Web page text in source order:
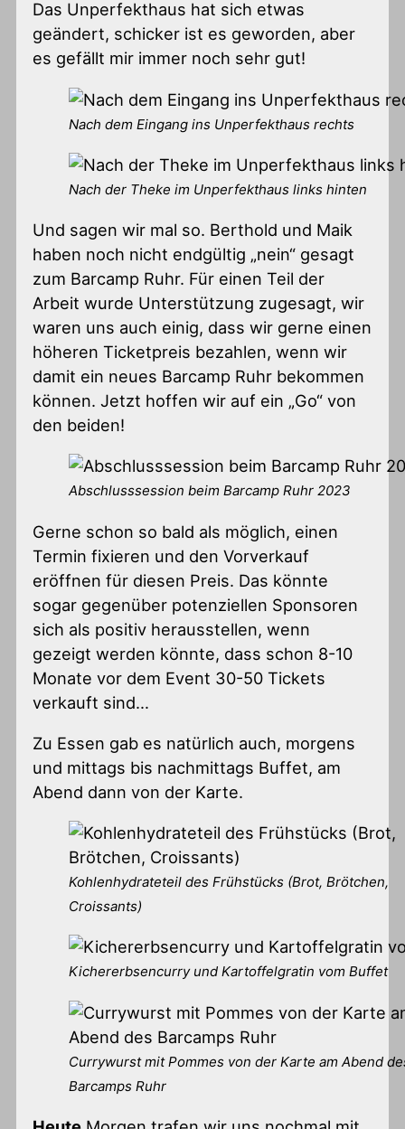
Das Unperfekthaus hat sich etwas
geändert, schicker ist es geworden, aber
es gefällt mir immer noch sehr gut!
Nach dem Eingang ins Unperfekthaus rechts
Nach der Theke im Unperfekthaus links hinten
Und sagen wir mal so. Berthold und Maik
haben noch nicht endgültig „nein“ gesagt
zum Barcamp Ruhr. Für einen Teil der
Arbeit wurde Unterstützung zugesagt, wir
waren uns auch einig, dass wir gerne einen
höheren Ticketpreis bezahlen, wenn wir
damit ein neues Barcamp Ruhr bekommen
können. Jetzt hoffen wir auf ein „Go“ von
den beiden!
Abschlusssession beim Barcamp Ruhr 2023
Gerne schon so bald als möglich, einen
Termin fixieren und den Vorverkauf
eröffnen für diesen Preis. Das könnte
sogar gegenüber potenziellen Sponsoren
sich als positiv herausstellen, wenn
gezeigt werden könnte, dass schon 8-10
Monate vor dem Event 30-50 Tickets
verkauft sind…
Zu Essen gab es natürlich auch, morgens
und mittags bis nachmittags Buffet, am
Abend dann von der Karte.
Kohlenhydrateteil des Frühstücks (Brot, Brötchen,
Croissants)
Kichererbsencurry und Kartoffelgratin vom Buffet
Currywurst mit Pommes von der Karte am Abend
Barcamps Ruhr